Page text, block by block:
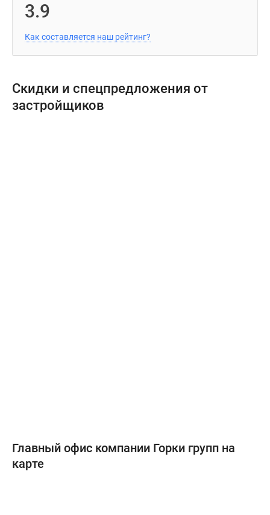
3.9
Как составляется наш рейтинг?
Скидки и спецпредложения от
застройщиков
Главный офис компании Горки групп на
карте